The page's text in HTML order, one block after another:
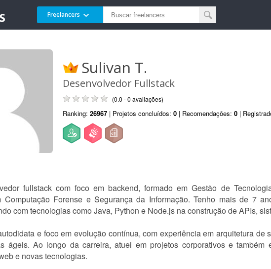
Freelancers
Sulivan T.
Desenvolvedor Fullstack
(0.0 - 0 avaliações)
Ranking: 26967 | Projetos concluídos: 0 | Recomendações: 0 |
fullstack com foco em backend, formado em Gestão de
Computação Forense e Segurança da Informação. Tenho mais de 7
com tecnologias como Java, Python e Node.js na construção de APIs,
e foco em evolução contínua, com experiência em arquitetura de
ágeis. Ao longo da carreira, atuei em projetos corporativos e também
e novas tecnologias.